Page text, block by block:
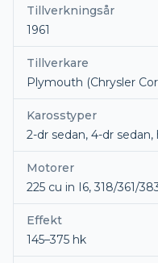
Tillverkningsår
1961
Tillverkare
Plymouth (Chrysler
Karosstyper
2-dr sedan, 4-dr
Motorer
225 cu in I6, 318/361/
Effekt
145–375 hk